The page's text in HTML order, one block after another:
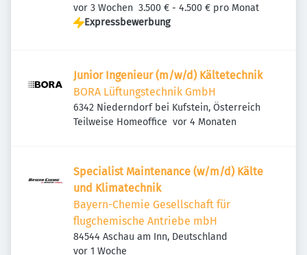
Veröffentlicht
vor 3 Wochen 3.500 € - 4.500 € pro Monat
Expressbewerbung
Junior Ingenieur (m/w/d) Kältetechnik
BORA Lüftungstechnik GmbH
6342 Niederndorf bei Kufstein, Österreich
Teilweise Homeoffice Veröffentlicht:
vor 4 Monaten
Specialist Maintenance (w/m/d) Kälte
und Klimatechnik
Bayern-Chemie Gesellschaft für
flugchemische Antriebe mbH
84544 Aschau am Inn, Deutschland
Veröffentlicht
vor 1 Woche